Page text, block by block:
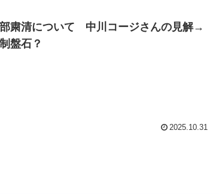
粛清について 中川コージさんの見解→
盤石？
2025.10.31